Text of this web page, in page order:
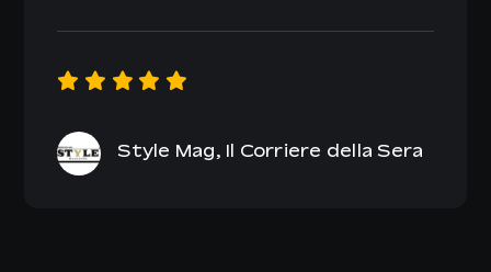
Style Mag, Il Corriere della Sera